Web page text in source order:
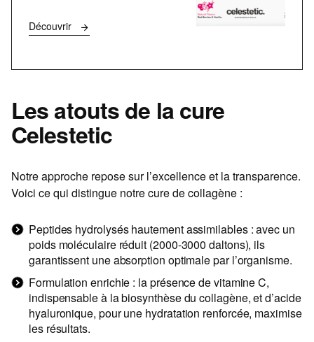
Découvrir
Les atouts de la cure
Celestetic
Notre approche repose sur l’excellence et la transparence.
Voici ce qui distingue notre cure de collagène :
Peptides hydrolysés hautement assimilables : avec un
poids moléculaire réduit (2000-3000 daltons), ils
garantissent une absorption optimale par l’organisme.
Formulation enrichie : la présence de vitamine C,
indispensable à la biosynthèse du collagène, et d’acide
hyaluronique, pour une hydratation renforcée, maximise
les résultats.